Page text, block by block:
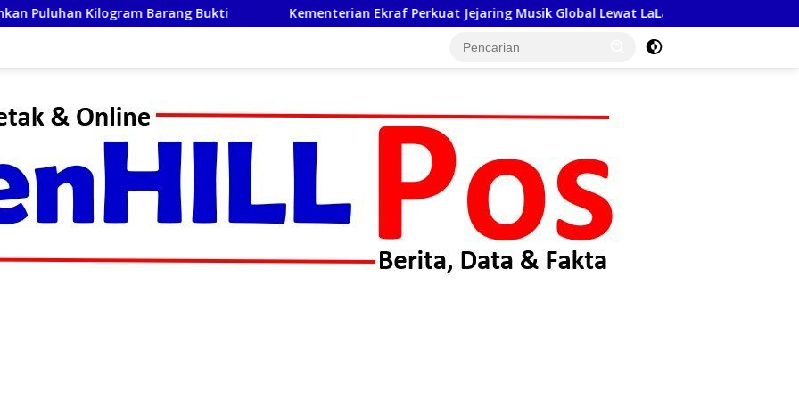
Kilogram Barang Bukti Kementerian Ekraf Perkuat Jejaring Musik Global Lewat LaLaLa Fest 2026